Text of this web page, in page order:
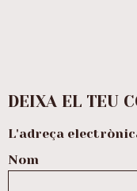
DEIXA EL TEU
L'adreça
Nom